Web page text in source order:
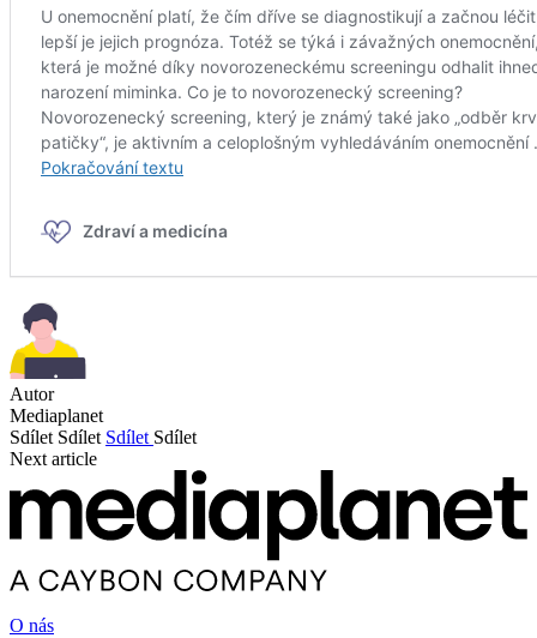
Autor
Mediaplanet
Sdílet Sdílet Sdílet Sdílet
Next article
O nás